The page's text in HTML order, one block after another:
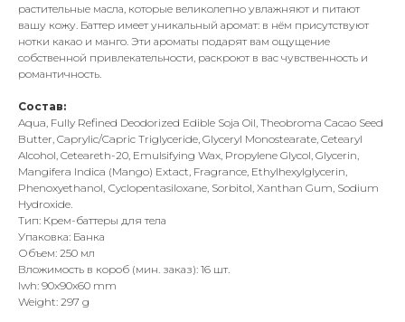
растительные масла, которые великолепно увлажняют и питают
вашу кожу. Баттер имеет уникальный аромат: в нём присутствуют
нотки какао и манго. Эти ароматы подарят вам ощущение
собственной привлекательности, раскроют в вас чувственность и
романтичность.
Состав:
Aqua, Fully Refined Deodorized Edible Soja Oil, Theobroma Cacao Seed
Butter, Caprylic/Capric Triglyceride, Glyceryl Monostearate, Cetearyl
Alcohol, Ceteareth-20, Emulsifying Wax, Propylene Glycol, Glycerin,
Mangifera Indica (Mango) Extact, Fragrance, Ethylhexylglycerin,
Phenoxyethanol, Сyclopentasiloxane, Sorbitol, Xanthan Gum, Sodium
Hydroxide.
Тип: Крем-баттеры для тела
Упаковка: Банка
Объем: 250 мл
Вложимость в короб (мин. заказ): 16 шт.
lwh: 90x90x60 mm
Weight: 297 g